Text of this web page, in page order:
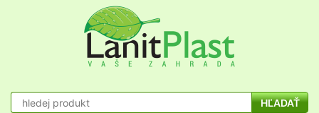
HĽADAŤ